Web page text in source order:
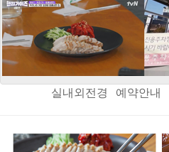
메뉴소개
실내외전경
예약안내